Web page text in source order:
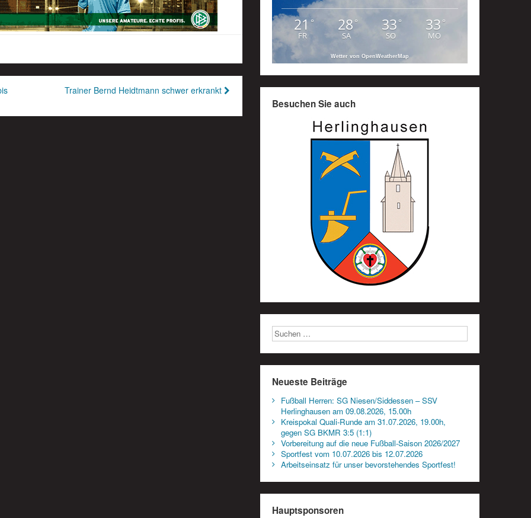
Trainer Bernd Heidtmann schwer erkrankt
21°
FR
28°
SA
33 °
SO
33 °
MO
Wetter von OpenWeatherMap
Besuchen Sie auch
Neueste Beiträge
Fußball Herren: SG Niesen/Siddessen – SSV
Herlinghausen am 09.08.2026, 15.00h
Kreispokal Quali-Runde am 31.07.2026, 19.00h,
gegen SG BKMR 3:5 (1:1)
Vorbereitung auf die neue Fußball-Saison 2026/2027
Sportfest vom 10.07.2026 bis 12.07.2026
Arbeitseinsatz für unser bevorstehendes Sportfest!
Hauptsponsoren